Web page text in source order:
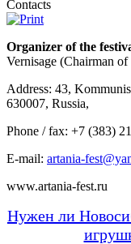
Contacts
Organizer of the
Vernisage (Chairman
Address: 43,
630007, Russia,
Phone / fax: +7 (383)
E-mail: artania-
www.artania-fest.ru
Нужен ли